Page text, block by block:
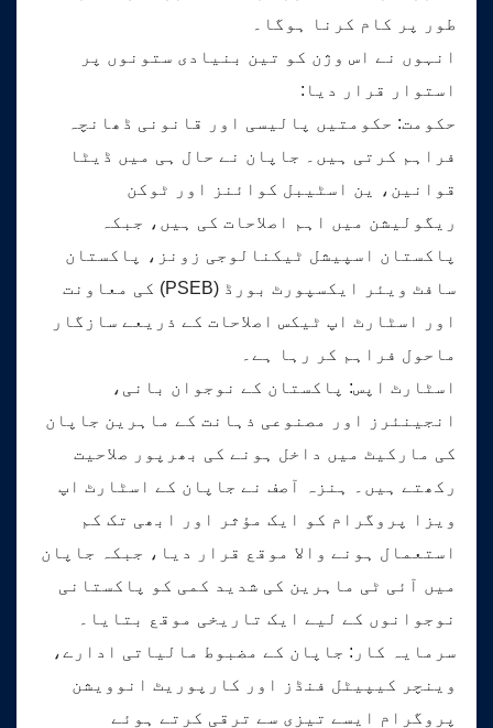
طور پر کام کرنا ہوگا۔
انہوں نے اس وژن کو تین بنیادی ستونوں پر
استوار قرار دیا:
حکومت: حکومتیں پالیسی اور قانونی ڈھانچہ
فراہم کرتی ہیں۔ جاپان نے حال ہی میں ڈیٹا
قوانین، ین اسٹیبل کوائنز اور ٹوکن
ریگولیشن میں اہم اصلاحات کی ہیں، جبکہ
پاکستان اسپیشل ٹیکنالوجی زونز، پاکستان
سافٹ ویئر ایکسپورٹ بورڈ (PSEB) کی معاونت
اور اسٹارٹ اپ ٹیکس اصلاحات کے ذریعے سازگار
ماحول فراہم کر رہا ہے۔
اسٹارٹ اپس: پاکستان کے نوجوان بانی،
انجینئرز اور مصنوعی ذہانت کے ماہرین جاپان
کی مارکیٹ میں داخل ہونے کی بھرپور صلاحیت
رکھتے ہیں۔ ہنزہ آصف نے جاپان کے اسٹارٹ اپ
ویزا پروگرام کو ایک مؤثر اور ابھی تک کم
استعمال ہونے والا موقع قرار دیا، جبکہ جاپان
میں آئی ٹی ماہرین کی شدید کمی کو پاکستانی
نوجوانوں کے لیے ایک تاریخی موقع بتایا۔
سرمایہ کار: جاپان کے مضبوط مالیاتی ادارے،
وینچر کیپیٹل فنڈز اور کارپوریٹ انوویشن
پروگرام ایسے تیزی سے ترقی کرتے ہوئے